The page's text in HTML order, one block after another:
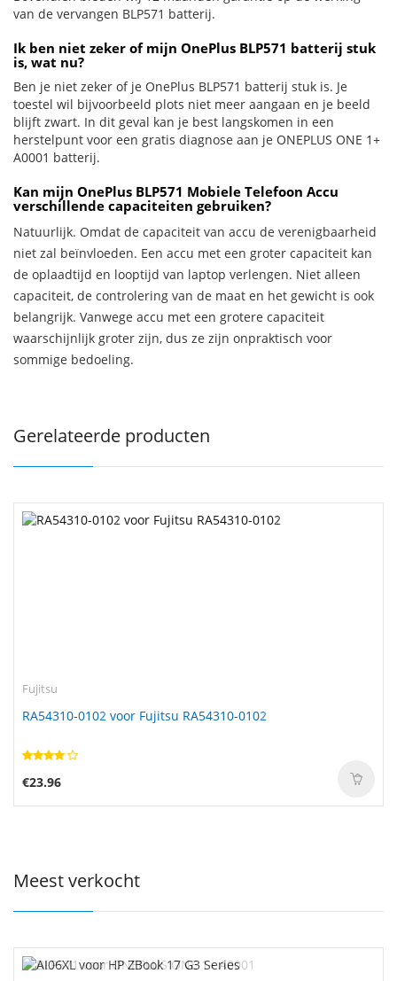
van de vervangen BLP571 batterij.
Ik ben niet zeker of mijn OnePlus BLP571 batterij stuk
is, wat nu?
Ben je niet zeker of je OnePlus BLP571 batterij stuk is. Je
toestel wil bijvoorbeeld plots niet meer aangaan en je beeld
blijft zwart. In dit geval kan je best langskomen in een
herstelpunt voor een gratis diagnose aan je ONEPLUS ONE 1+
A0001 batterij.
Kan mijn OnePlus BLP571 Mobiele Telefoon Accu
verschillende capaciteiten gebruiken?
Natuurlijk. Omdat de capaciteit van accu de verenigbaarheid
niet zal beïnvloeden. Een accu met een groter capaciteit kan
de oplaadtijd en looptijd van laptop verlengen. Niet alleen
capaciteit, de controlering van de maat en het gewicht is ook
belangrijk. Vanwege accu met een grotere capaciteit
waarschijnlijk groter zijn, dus ze zijn onpraktisch voor
sommige bedoeling.
Gerelateerde producten
Fujitsu
RA54310-0102 voor Fujitsu RA54310-0102
€23.96
Meest verkocht